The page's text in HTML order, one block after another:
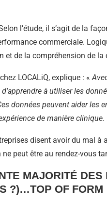
l’étude, il s’agit de la
commerciale.
et de la compréhension de la
LOCALiQ, explique : «
à utiliser les
données peuvent aider les
de manière clinique.
disent avoir du mal à
peut être au rendez-vous
MAJORITÉ DES
?)…TOP OF FORM